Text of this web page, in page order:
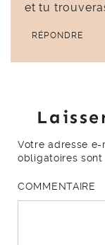
et tu
RÉPONDRE
Votre adresse e-
obligatoires sont
COMMENTAIRE